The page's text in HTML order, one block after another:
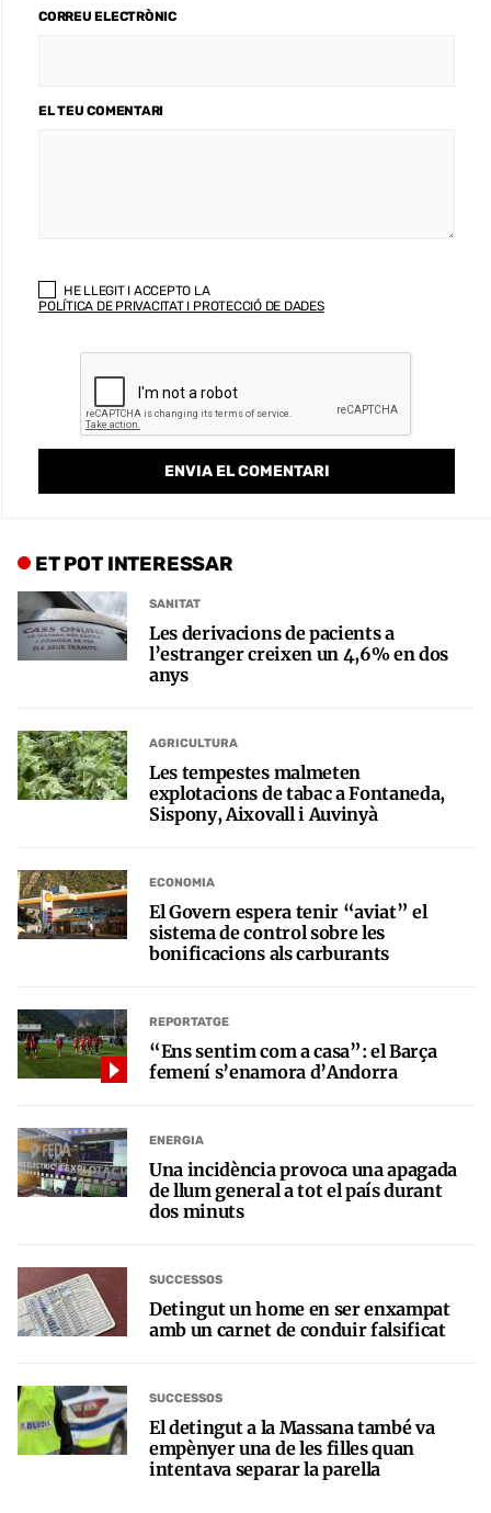
CORREU ELECTRÒNIC
EL TEU COMENTARI
HE LLEGIT I ACCEPTO LA
POLÍTICA DE PRIVACITAT I PROTECCIÓ DE DADES
ET POT INTERESSAR
SANITAT
Les derivacions de pacients a
l’estranger creixen un 4,6% en dos
anys
AGRICULTURA
Les tempestes malmeten
explotacions de tabac a Fontaneda,
Sispony, Aixovall i Auvinyà
ECONOMIA
El Govern espera tenir “aviat” el
sistema de control sobre les
bonificacions als carburants
REPORTATGE
“Ens sentim com a casa”: el Barça
femení s’enamora d’Andorra
ENERGIA
Una incidència provoca una apagada
de llum general a tot el país durant
dos minuts
SUCCESSOS
Detingut un home en ser enxampat
amb un carnet de conduir falsificat
SUCCESSOS
El detingut a la Massana també va
empènyer una de les filles quan
intentava separar la parella